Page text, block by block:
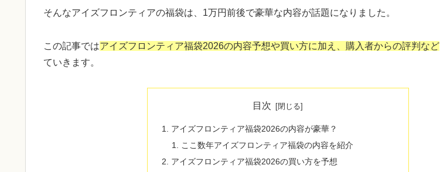
そんなアイズフロンティアの福袋は、1万円前後で豪華な内容が話題になりました。
この記事ではアイズフロンティア福袋2026の内容予想や買い方に加え、購入者からの評判など
ていきます。
目次
アイズフロンティア福袋2026の内容が豪華？
ここ数年アイズフロンティア福袋の内容を紹介
アイズフロンティア福袋2026の買い方を予想